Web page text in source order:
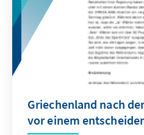
Griechenland nach
vor einem